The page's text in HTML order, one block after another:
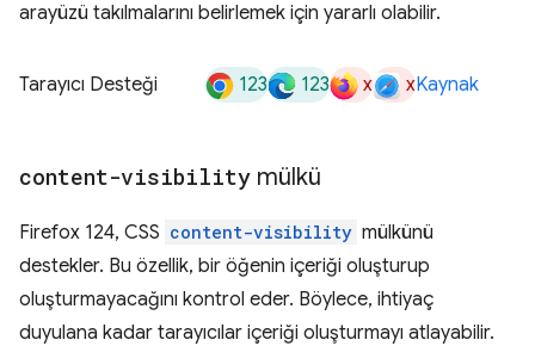
arayüzü takılmalarını belirlemek için yararlı olabilir.
Tarayıcı Desteği 123 123 x xKaynak
content-visibility mülkü
Firefox 124, CSS content-visibility mülkünü
destekler. Bu özellik, bir öğenin içeriği oluşturup
oluşturmayacağını kontrol eder. Böylece, ihtiyaç
duyulana kadar tarayıcılar içeriği oluşturmayı atlayabilir.